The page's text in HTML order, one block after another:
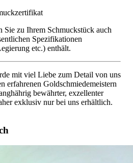
Sie zu Ihrem Schmuckstück auch
Spezifikationen
etc.) enthält.
mit viel Liebe zum Detail von uns
erfahrenen Goldschmiedemeistern
bewährter, exzellenter
exklusiv nur bei uns erhältlich.